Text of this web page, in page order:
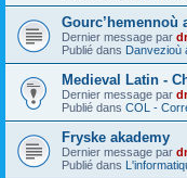
Gourc’hemennoù
Dernier message par
Publié dans Danvezioù
Medieval Latin -
Dernier message par
Publié dans COL -
Fryske akademy
Dernier message par
Publié dans